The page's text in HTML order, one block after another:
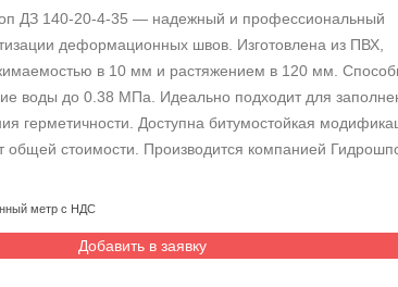
ДЗ 140-20-4-35 — надежный и профессиональный
деформационных швов. Изготовлена из ПВХ,
в 10 мм и растяжением в 120 мм.
воды до 0.38 МПа. Идеально подходит для
герметичности. Доступна битумостойкая
общей стоимости. Производится компанией
метр с НДС
Добавить в заявку